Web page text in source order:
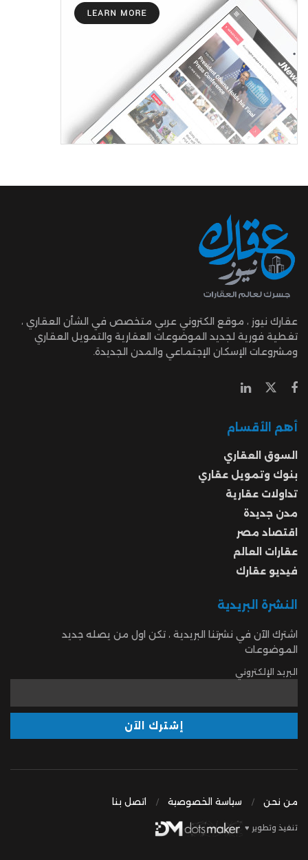
عقارك نيوز ، موقع الكتروني عربي متخصص في الشأن العقاري ،
تغطية فورية لجديد الموضوعات العقارية والتمويل العقاري
ومشروعات الإسكان الإجتماعي والمدن الجديدة.
أهم الأقسام
السوق العقاري
بنوك وتمويل عقاري
تداولات عقارية
مدن جديدة
اقتصاد مصر
عقارات العالم
فيديو عقارك
النشرة البريدية
اشترك الآن في نشرتنا البريدية ، تكن اول من يصله جديد
الموضوعات
البريد الإلكتروني
من نحن سياسة الخصوصية اتصل بنا
تنفيذ وتطوير ♥